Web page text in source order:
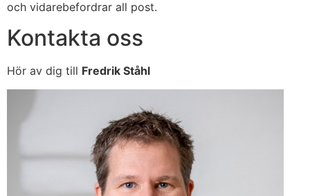
och vidarebefordrar all post.
Kontakta oss
Hör av dig till Fredrik Ståhl